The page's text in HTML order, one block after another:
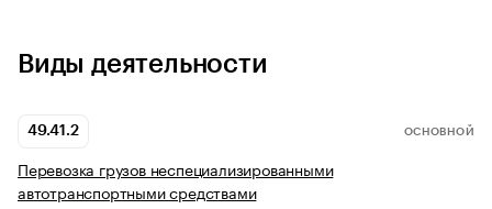
Виды деятельности
49.41.2 ОСНОВНОЙ
Перевозка грузов неспециализированными
автотранспортными средствами